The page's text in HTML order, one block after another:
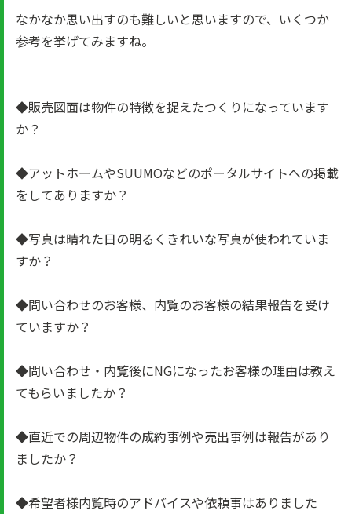
なかなか思い出すのも難しいと思いますので、いくつか
参考を挙げてみますね。
◆販売図面は物件の特徴を捉えたつくりになっています
か？
◆アットホームやSUUMOなどのポータルサイトへの掲載
をしてありますか？
◆写真は晴れた日の明るくきれいな写真が使われていま
すか？
◆問い合わせのお客様、内覧のお客様の結果報告を受け
ていますか？
◆問い合わせ・内覧後にNGになったお客様の理由は教え
てもらいましたか？
◆直近での周辺物件の成約事例や売出事例は報告があり
ましたか？
◆希望者様内覧時のアドバイスや依頼事はありました